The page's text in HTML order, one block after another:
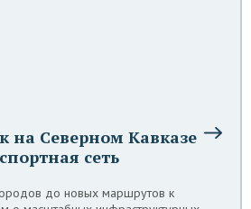
на Северном Кавказе
сеть
до новых маршрутов к